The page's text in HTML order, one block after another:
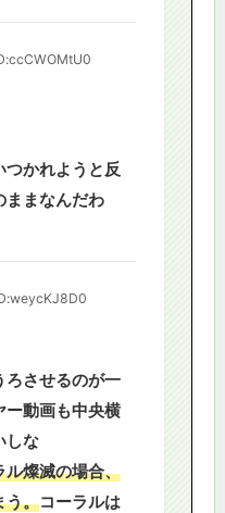
かれようと反
ままなんだわ
ろさせるのが一
ー動画も中央横
しな
ル燦滅の場合、
う。コーラルは